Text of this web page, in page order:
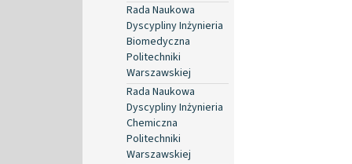
Rada Naukowa
Dyscypliny Inżynieria
Biomedyczna
Politechniki
Warszawskiej
Rada Naukowa
Dyscypliny Inżynieria
Chemiczna
Politechniki
Warszawskiej